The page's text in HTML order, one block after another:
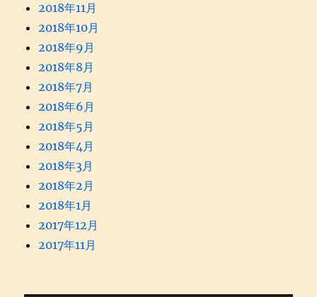
2018年11月
2018年10月
2018年9月
2018年8月
2018年7月
2018年6月
2018年5月
2018年4月
2018年3月
2018年2月
2018年1月
2017年12月
2017年11月